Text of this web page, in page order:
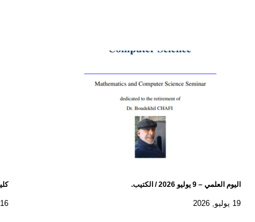
اليوم العلمي – 9 يوليو 2026 / الكتيب.
19 يوليو, 2026 16 يوليو, 2026